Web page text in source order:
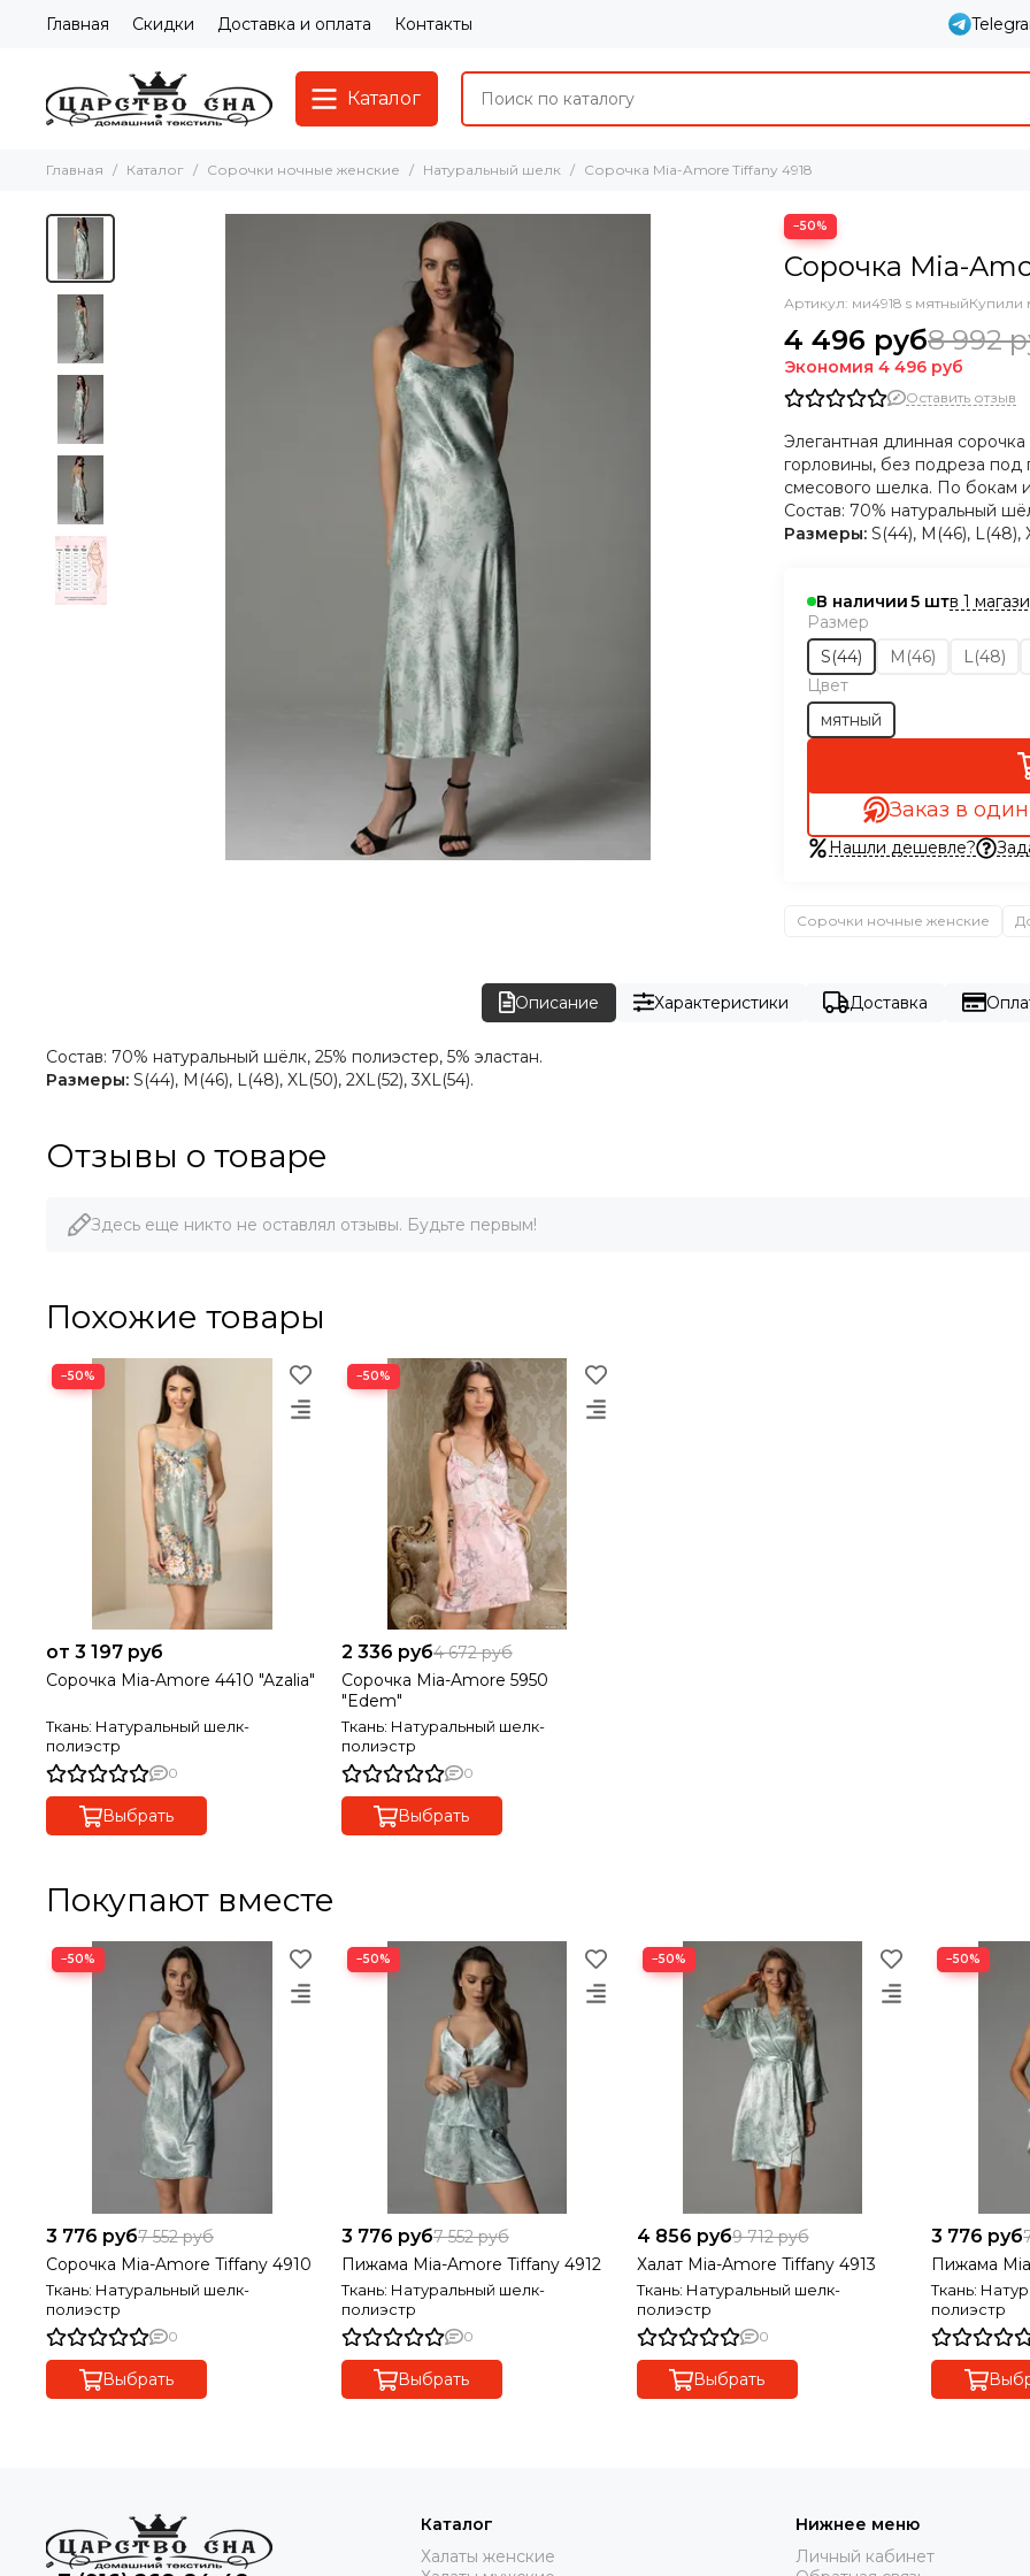
Главная Скидки Доставка и оплата Контакты
Каталог
Главная Каталог Сорочки ночные женские Натуральный шелк Сорочка Mia-Amore Tiffany 4918
−50%
Сорочка Mia-
Артикул: ми4918 s мятныйКупили
4 496 руб8 992
Экономия 4 496 руб
Оставить отзыв
Элегантная длинная сорочка
горловины, без подреза
смесового шелка. По бокам
Состав: 70% натуральный
Размеры: S(44), M(46), L(48),
В наличии5
в 1
Размер
S(44)
M(46)
L(48)
Цвет
мятный
Заказ в
Нашли дешевле?
Сорочки ночные женские
Описание Характеристики Доставка
Состав: 70% натуральный шёлк, 25% полиэстер, 5% эластан.
Размеры: S(44), M(46), L(48), XL(50), 2XL(52), 3XL(54).
Отзывы о товаре
Здесь еще никто не оставлял отзывы. Будьте первым!
Похожие товары
−50%
от 3 197 руб
Сорочка Mia-Amore 4410 "Azalia"
Ткань: Натуральный шелк-
полиэстр
0
Выбрать
−50%
2 336 руб4 672 руб
Сорочка Mia-Amore 5950
"Edem"
Ткань: Натуральный шелк-
полиэстр
0
Выбрать
Покупают вместе
−50%
3 776 руб7 552 руб
Сорочка Mia-Amore Tiffany 4910
Ткань: Натуральный шелк-
полиэстр
0
Выбрать
−50%
3 776 руб7 552 руб
Пижама Mia-Amore Tiffany 4912
Ткань: Натуральный шелк-
полиэстр
0
Выбрать
−50%
4 856 руб9 712 руб
Халат Mia-Amore Tiffany 4913
Ткань: Натуральный шелк-
полиэстр
0
Выбрать
−50%
3 776 руб
Пижама
Ткань:
полиэстр
Каталог
Халаты женские
Нижнее меню
Личный кабинет